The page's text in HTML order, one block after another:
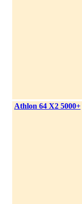
Athlon 64 X2 5000+